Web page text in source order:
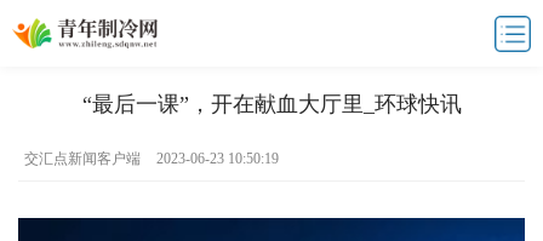
“最后一课”，开在献血大厅里_环球快讯
交汇点新闻客户端 2023-06-23 10:50:19